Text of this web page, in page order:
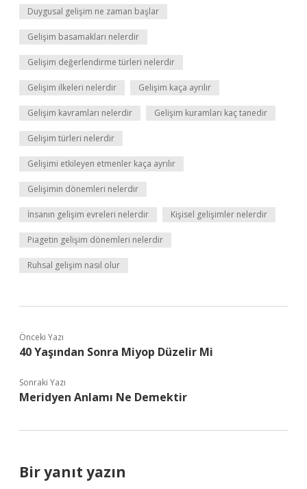
Duygusal gelişim ne zaman başlar
Gelişim basamakları nelerdir
Gelişim değerlendirme türleri nelerdir
Gelişim ilkeleri nelerdir Gelişim kaça ayrılır
Gelişim kavramları nelerdir Gelişim kuramları kaç tanedir
Gelişim türleri nelerdir
Gelişimi etkileyen etmenler kaça ayrılır
Gelişimin dönemleri nelerdir
İnsanın gelişim evreleri nelerdir Kişisel gelişimler nelerdir
Piagetin gelişim dönemleri nelerdir
Ruhsal gelişim nasıl olur
Önceki Yazı
40 Yaşından Sonra Miyop Düzelir Mi
Sonraki Yazı
Meridyen Anlamı Ne Demektir
Bir yanıt yazın